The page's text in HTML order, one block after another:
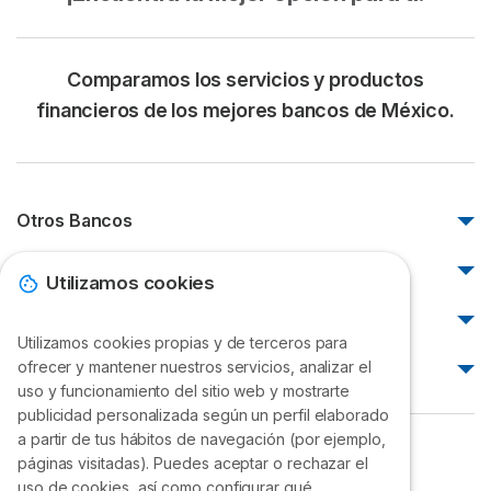
Comparamos los servicios y productos
financieros de los mejores bancos de México.
Otros Bancos
BanBajio
Banregio
INVEX
Inbursa
Scotiabank
Scotiabank
Neobancos
Cuenca
Oyster
Bnext
Stori México
EVVA México
¿Qué métodos de pago existen?
¿Dónde consultar un número de cuenta bancario?
¿Cómo cancelar una tarjeta de crédito?
HSBC Banca por Internet
Retiro diario en cajeros 2023
¿Cómo cancelar una tarjeta bancaria?
¿Cómo cancelar una tarjeta Santander?
¿Cómo cancelar una tarjeta Citibanamex?
¿Cómo cancelar una tarjeta BBVA?
finanzasycredito.mx
Valoración de
Utilizamos cookies
Utilizamos cookies propias y de terceros para
ofrecer y mantener nuestros servicios, analizar el
uso y funcionamiento del sitio web y mostrarte
publicidad personalizada según un perfil elaborado
a partir de tus hábitos de navegación (por ejemplo,
páginas visitadas). Puedes aceptar o rechazar el
uso de cookies, así como configurar qué